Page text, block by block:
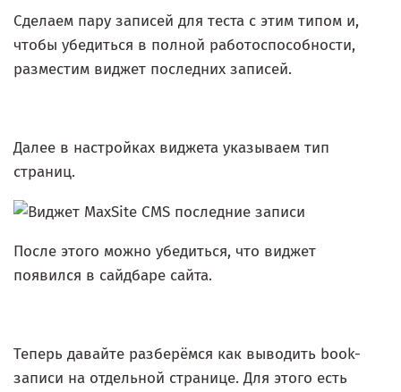
Сделаем пару записей для теста с этим типом и,
чтобы убедиться в полной работоспособности,
разместим виджет последних записей.
Далее в настройках виджета указываем тип
страниц.
После этого можно убедиться, что виджет
появился в сайдбаре сайта.
Теперь давайте разберёмся как выводить book-
записи на отдельной странице. Для этого есть